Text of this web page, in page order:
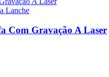
Lanche
Com Gravação A Laser